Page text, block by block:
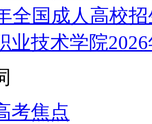
全国成人高校
业技术学院
考焦点